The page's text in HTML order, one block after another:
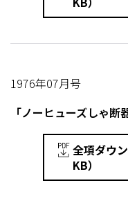
1976年07月号
「ノーヒューズしゃ断
全項ダウ
KB）